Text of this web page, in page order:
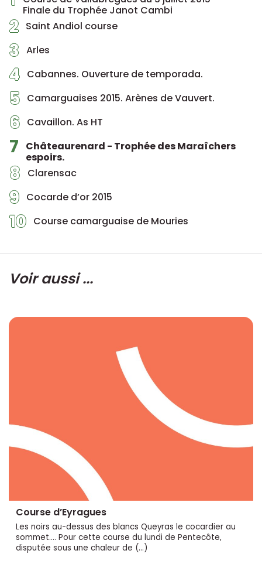
Finale du Trophée Janot Cambi
2 Saint Andiol course
3 Arles
4 Cabannes. Ouverture de temporada.
5 Camarguaises 2015. Arènes de Vauvert.
6 Cavaillon. As HT
7
Châteaurenard - Trophée des Maraîchers
espoirs.
8 Clarensac
9 Cocarde d’or 2015
10 Course camarguaise de Mouries
Voir aussi ...
Course d’Eyragues
Les noirs au-dessus des blancs Queyras le cocardier au
sommet.... Pour cette course du lundi de Pentecôte,
disputée sous une chaleur de (…)